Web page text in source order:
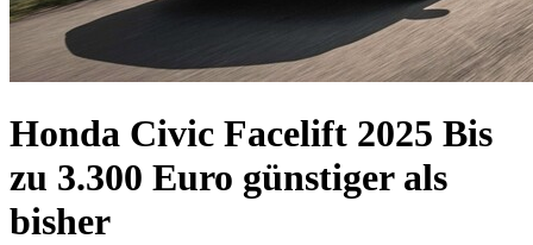
Honda Civic Facelift 2025 Bis
zu 3.300 Euro günstiger als
bisher